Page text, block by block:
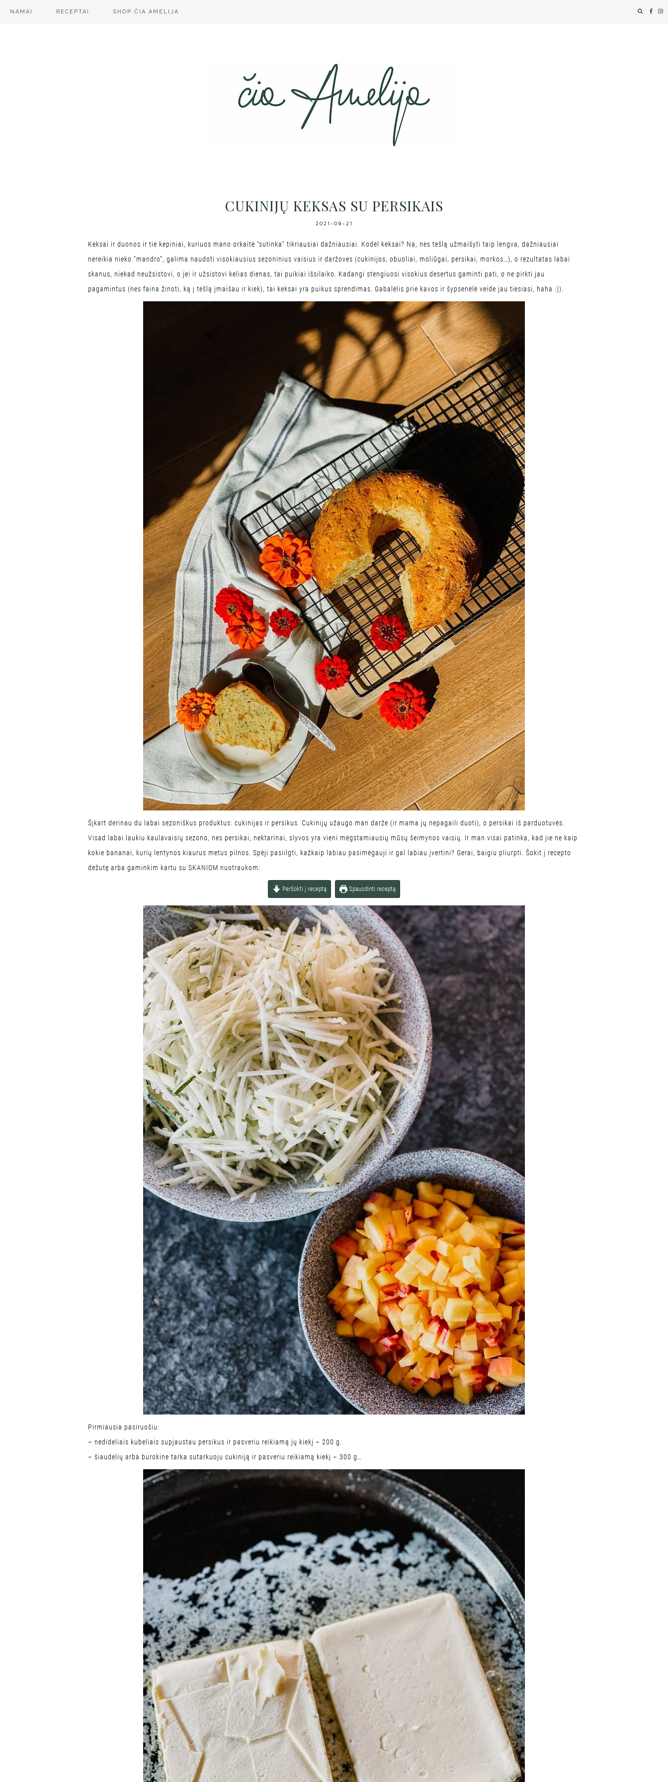
NAMAI RECEPTAI SHOP ČIA AMELIJA
CUKINIJŲ KEKSAS SU PERSIKAIS
2021-09-21
Keksai ir duonos ir tie kepiniai, kuriuos mano orkaitė “sutinka” tikriausiai dažniausiai. Kodėl keksai? Na, nes tešlą užmaišyti taip lengva, dažniausiai
nereikia nieko “mandro”, galima naudoti visokiausius sezoninius vaisius ir daržoves (cukinijos, obuoliai, moliūgai, persikai, morkos…), o rezultatas labai
skanus, niekad neužsistovi, o jei ir užsistovi kelias dienas, tai puikiai išsilaiko. Kadangi stengiuosi visokius desertus gaminti pati, o ne pirkti jau
pagamintus (nes faina žinoti, ką į tešlą įmaišau ir kiek), tai keksai yra puikus sprendimas. Gabalėlis prie kavos ir šypsenėlė veide jau tiesiasi, haha :)).
Šįkart derinau du labai sezoniškus produktus: cukinijas ir persikus. Cukinijų užaugo man darže (ir mama jų nepagaili duoti), o persikai iš parduotuvės.
Visad labai laukiu kaulavaisių sezono, nes persikai, nektarinai, slyvos yra vieni mėgstamiausių mūsų šeimynos vaisių. Ir man visai patinka, kad jie ne kaip
kokie bananai, kurių lentynos kiaurus metus pilnos. Spėji pasiilgti, kažkaip labiau pasimėgauji ir gal labiau įvertini? Gerai, baigiu pliurpti. Šokit į recepto
dėžutę arba gaminkim kartu su SKANIOM nuotraukom:
Peršokti į receptą Spausdinti receptą
Pirmiausia pasiruošiu:
– nedideliais kubeliais supjaustau persikus ir pasveriu reikiamą jų kiekį – 200 g.
– šiaudelių arba burokine tarka sutarkuoju cukiniją ir pasveriu reikiamą kiekį – 300 g…